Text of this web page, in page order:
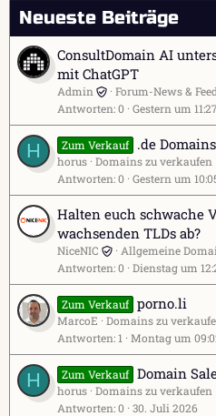
Neueste Beiträge
ConsultDomain AI
mit ChatGPT
Admin
Forum-News &
Antworten 0 Gestern um 11:27
H Zum Verkauf .de
horus Domains zu verkaufen
Antworten 0 Gestern um
Halten euch schwache
wachsenden TLDs ab?
NiceNIC
Allgemeine
Antworten 0 Dienstag um
Zum Verkauf porno.li
MarcoE
Domains zu
Antworten 1 Montag um
H Zum Verkauf Domain
horus Domains zu verkaufen
Antworten 0 30. Juli 2026